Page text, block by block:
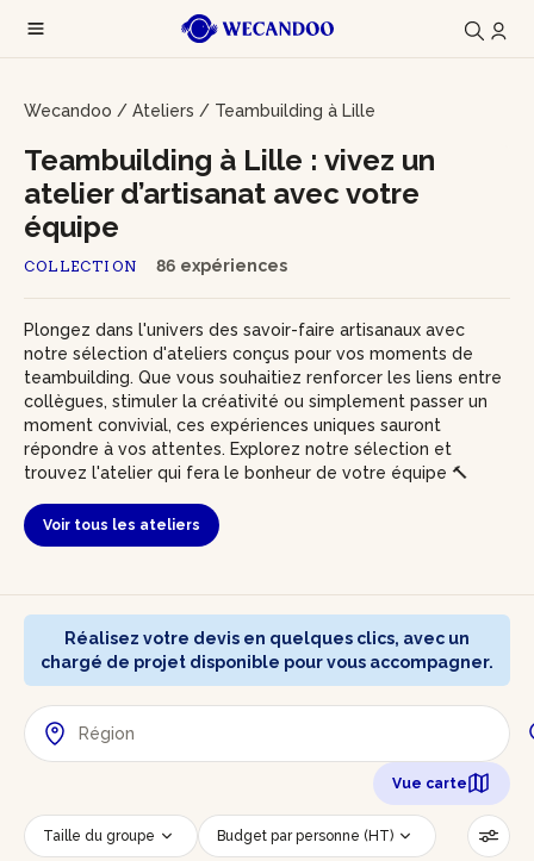
Wecandoo / Ateliers / Teambuilding à Lille
COLLECTION 86 expériences
Teambuilding à Lille : vivez un
atelier d’artisanat avec votre
équipe
Plongez dans l'univers des savoir-faire artisanaux avec
notre sélection d'ateliers conçus pour vos moments de
teambuilding. Que vous souhaitiez renforcer les liens entre
collègues, stimuler la créativité ou simplement passer un
moment convivial, ces expériences uniques sauront
répondre à vos attentes. Explorez notre sélection et
trouvez l'atelier qui fera le bonheur de votre équipe 🔨
Voir tous les ateliers
Réalisez votre devis en quelques clics, avec un
chargé de projet disponible pour vous accompagner.
Vue carte
Taille du groupe Budget par personne (HT)